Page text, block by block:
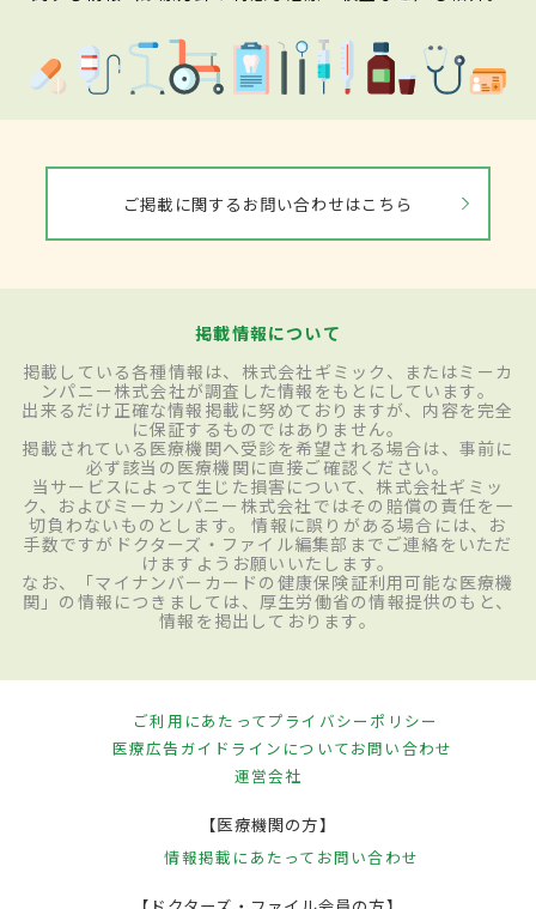
ご掲載に関するお問い合わせはこちら
掲載情報について
掲載している各種情報は、株式会社ギミック、またはミーカ
ンパニー株式会社が調査した情報をもとにしています。
出来るだけ正確な情報掲載に努めておりますが、内容を完全
に保証するものではありません。
掲載されている医療機関へ受診を希望される場合は、事前に
必ず該当の医療機関に直接ご確認ください。
当サービスによって生じた損害について、株式会社ギミッ
ク、およびミーカンパニー株式会社ではその賠償の責任を一
切負わないものとします。 情報に誤りがある場合には、お
手数ですがドクターズ・ファイル編集部までご連絡をいただ
けますようお願いいたします。
なお、「マイナンバーカードの健康保険証利用可能な医療機
関」の情報につきましては、厚生労働省の情報提供のもと、
情報を掲出しております。
ご利用にあたってプライバシーポリシー
医療広告ガイドラインについてお問い合わせ
運営会社
【医療機関の方】
情報掲載にあたって お問い合わせ